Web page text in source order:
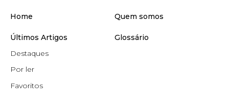
Home Quem somos
Últimos Artigos
Destaques
Por ler
Favoritos
Glossário